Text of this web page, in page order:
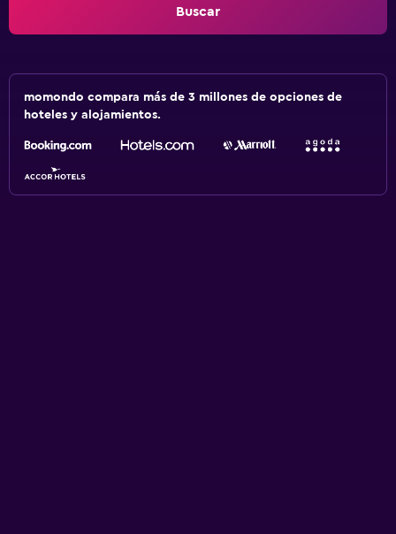
Buscar
momondo compara más de 3 millones de opciones de
hoteles y alojamientos.